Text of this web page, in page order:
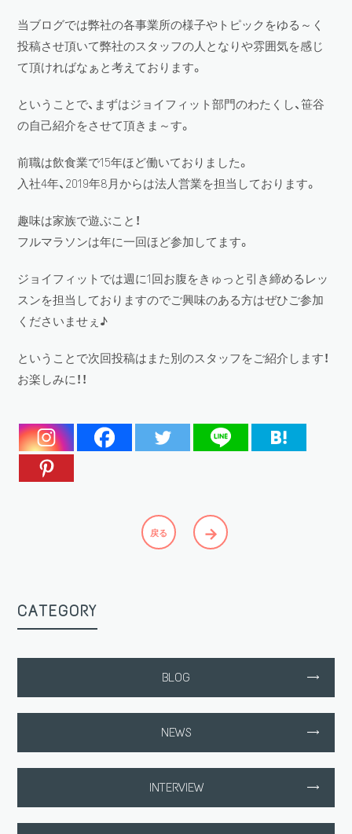
当ブログでは弊社の各事業所の様子やトピックをゆる～く
投稿させ頂いて弊社のスタッフの人となりや雰囲気を感じ
て頂ければなぁと考えております。
ということで、まずはジョイフィット部門のわたくし、笹谷
の自己紹介をさせて頂きま～す。
前職は飲食業で15年ほど働いておりました。
入社4年、2019年8月からは法人営業を担当しております。
趣味は家族で遊ぶこと！
フルマラソンは年に一回ほど参加してます。
ジョイフィットでは週に1回お腹をきゅっと引き締めるレッ
スンを担当しておりますのでご興味のある方はぜひご参加
くださいませぇ♪
ということで次回投稿はまた別のスタッフをご紹介します！
お楽しみに！！
戻る →
CATEGORY
BLOG
NEWS
INTERVIEW